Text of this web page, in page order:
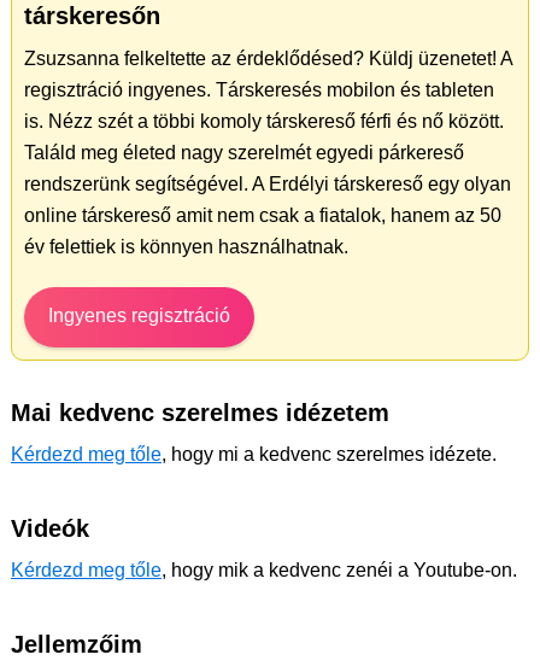
társkeresőn
Zsuzsanna felkeltette az érdeklődésed? Küldj üzenetet! A
regisztráció ingyenes. Társkeresés mobilon és tableten
is. Nézz szét a többi komoly társkereső férfi és nő között.
Találd meg életed nagy szerelmét egyedi párkereső
rendszerünk segítségével. A Erdélyi társkereső egy olyan
online társkereső amit nem csak a fiatalok, hanem az 50
év felettiek is könnyen használhatnak.
Ingyenes regisztráció
Mai kedvenc szerelmes idézetem
Kérdezd meg tőle, hogy mi a kedvenc szerelmes idézete.
Videók
Kérdezd meg tőle, hogy mik a kedvenc zenéi a Youtube-on.
Jellemzőim